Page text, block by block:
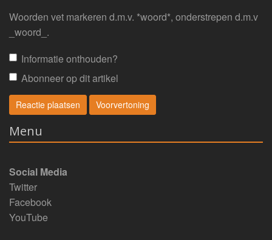
Woorden vet markeren d.m.v. *woord*, onderstrepen d.m.v
_woord_.
Informatie onthouden?
Abonneer op dit artikel
Menu
Social Media
Twitter
Facebook
YouTube